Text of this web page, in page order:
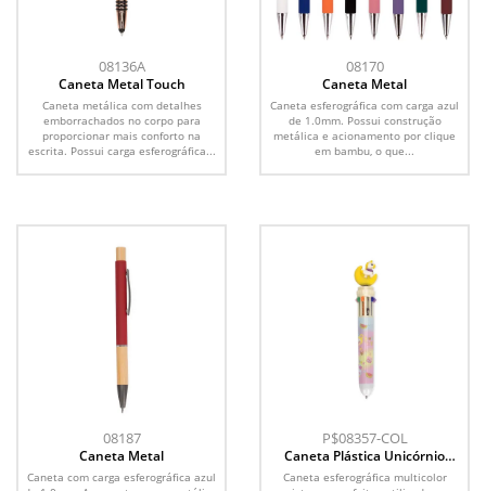
08136A
Caneta Metal Touch
Caneta metálica com detalhes
emborrachados no corpo para
proporcionar mais conforto na
escrita. Possui carga esferográfica...
08170
Caneta Metal
Caneta esferográfica com carga azul
de 1.0mm. Possui construção
metálica e acionamento por clique
em bambu, o que...
08187
Caneta Metal
Caneta com carga esferográfica azul
P$08357-COL
Caneta Plástica Unicórnio
Multicolor
Caneta esferográfica multicolor